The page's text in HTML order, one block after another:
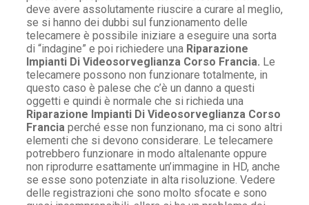
deve avere assolutamente riuscire a curare al meglio,
se si hanno dei dubbi sul funzionamento delle
telecamere è possibile iniziare a eseguire una sorta
di “indagine” e poi richiedere una Riparazione
Impianti Di Videosorveglianza Corso Francia. Le
telecamere possono non funzionare totalmente, in
questo caso è palese che c’è un danno a questi
oggetti e quindi è normale che si richieda una
Riparazione Impianti Di Videosorveglianza Corso
Francia perché esse non funzionano, ma ci sono altri
elementi che si devono considerare. Le telecamere
potrebbero funzionare in modo altalenante oppure
non riprodurre esattamente un’immagine in HD, anche
se esse sono potenziate in alta risoluzione. Vedere
delle registrazioni che sono molto sfocate e sono